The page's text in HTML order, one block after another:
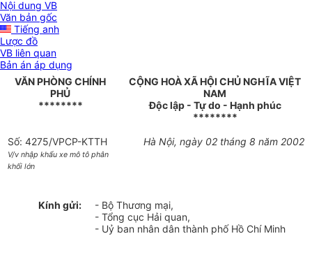
Nội dung VB
Văn bản gốc
Tiếng anh
Lược đồ
VB liên quan
Bản án áp dụng
VĂN PHÒNG CHÍNH
PHỦ
********
CỘNG HOÀ XÃ HỘI CHỦ NGHĨA VIỆT
NAM
Độc lập - Tự do - Hạnh phúc
********
Số: 4275/VPCP-KTTH
V/v nhập khẩu xe mô tô phân
khối lớn
Hà Nội, ngày 02 tháng 8 năm 2002
Kính gửi:
- Bộ Thương mại,
- Tổng cục Hải quan,
- Uỷ ban nhân dân thành phố Hồ Chí Minh